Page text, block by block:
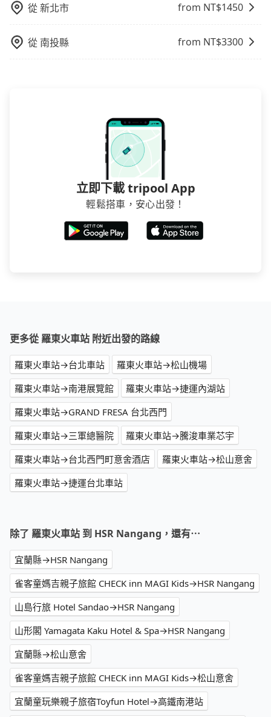
從新北市 from NT$1450
從 南投縣 from NT$3300
立即下載 tripool App
輕鬆搭車，安心出發！
更多從 羅東火車站 附近出發的路線
羅東火車站→台北車站
羅東火車站→松山機場
羅東火車站→南港展覽館
羅東火車站→捷運內湖站
羅東火車站→GRAND FRESA 台北西門
羅東火車站→三軍總醫院
羅東火車站→騰浚車業芯宇
羅東火車站→台北西門町意舍酒店
羅東火車站→松山意舍
羅東火車站→捷運台北車站
除了 羅東火車站 到 HSR Nangang，還有⋯
宜蘭縣→HSR Nangang
雀客童媽吉親子旅館 CHECK inn MAGI Kids→HSR Nangang
山島行旅 Hotel Sandao→HSR Nangang
山形閣 Yamagata Kaku Hotel & Spa→HSR Nangang
宜蘭縣→松山意舍
雀客童媽吉親子旅館 CHECK inn MAGI Kids→松山意舍
宜蘭童玩樂親子旅宿Toyfun Hotel→高鐵南港站